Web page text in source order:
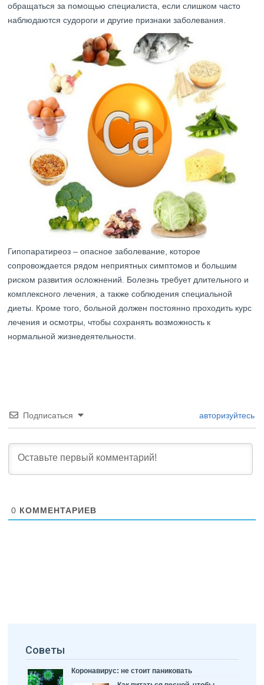
обращаться за помощью специалиста, если слишком часто
наблюдаются судороги и другие признаки заболевания.
Гипопаратиреоз – опасное заболевание, которое
сопровождается рядом неприятных симптомов и большим
риском развития осложнений. Болезнь требует длительного и
комплексного лечения, а также соблюдения специальной
диеты. Кроме того, больной должен постоянно проходить курс
лечения и осмотры, чтобы сохранять возможность к
нормальной жизнедеятельности.
Подписаться авторизуйтесь
0 КОММЕНТАРИЕВ
Советы
Коронавирус: не стоит паниковать